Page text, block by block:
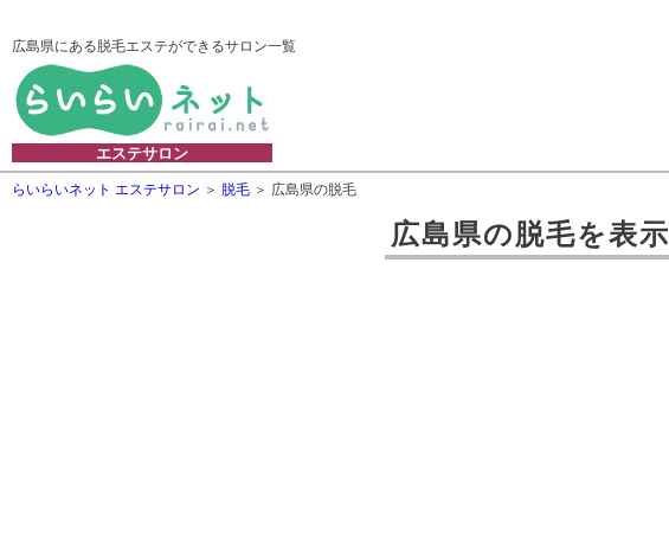
広島県にある脱毛エステができるサロン一覧
エステサロン
らいらいネット エステサロン 脱毛 広島県の脱毛
広島県の脱毛を表示